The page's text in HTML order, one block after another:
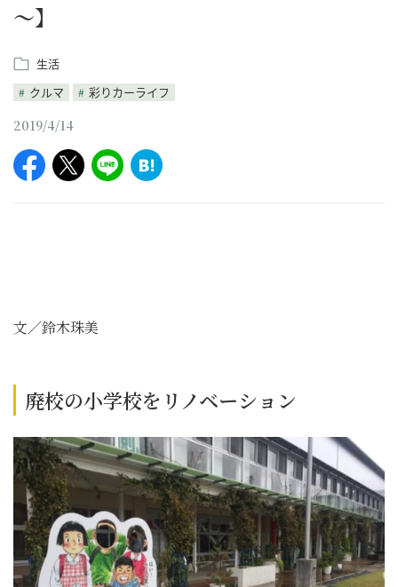
～】
生活
クルマ
彩りカーライフ
2019/4/14
文／鈴木珠美
廃校の小学校をリノベーション